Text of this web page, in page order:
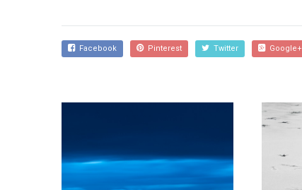
Facebook Pinterest Twitter Google+